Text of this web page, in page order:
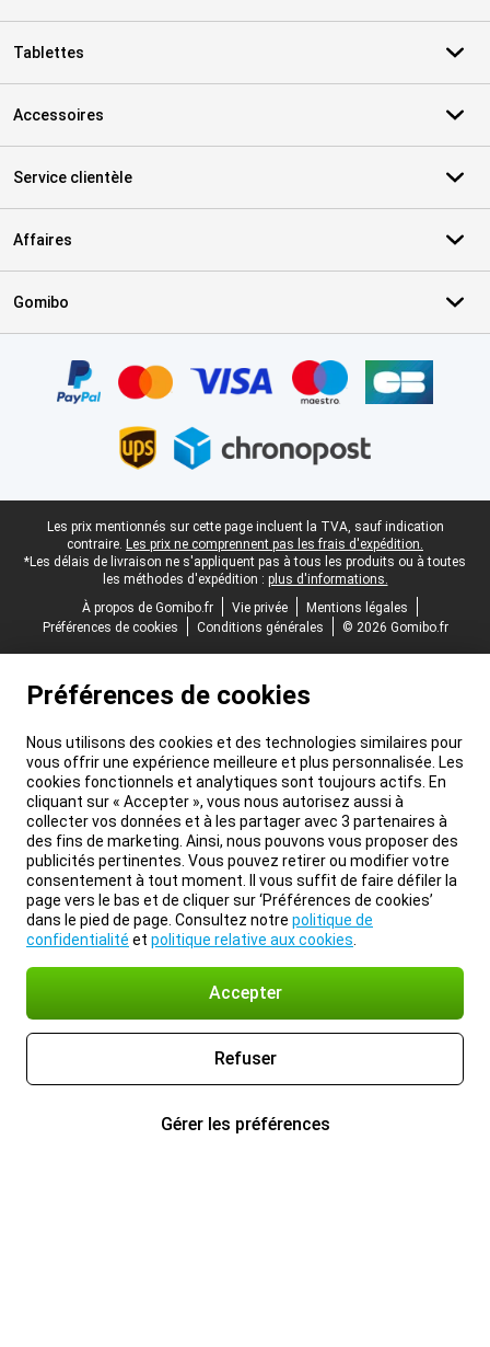
Tablettes
Accessoires
Service clientèle
Affaires
Gomibo
Pied-de-page légal
Les prix mentionnés sur cette page incluent la TVA, sauf indication
contraire. Les prix ne comprennent pas les frais d'expédition.
*Les délais de livraison ne s'appliquent pas à tous les produits ou à toutes
les méthodes d'expédition : plus d'informations.
À propos de Gomibo.fr
Vie privée
Mentions légales
Préférences de cookies
Conditions générales © 2026 Gomibo.fr
Préférences de cookies
Nous utilisons des cookies et des technologies similaires pour
vous offrir une expérience meilleure et plus personnalisée. Les
cookies fonctionnels et analytiques sont toujours actifs. En
cliquant sur « Accepter », vous nous autorisez aussi à
collecter vos données et à les partager avec 3 partenaires à
des fins de marketing. Ainsi, nous pouvons vous proposer des
publicités pertinentes. Vous pouvez retirer ou modifier votre
consentement à tout moment. Il vous suffit de faire défiler la
page vers le bas et de cliquer sur ‘Préférences de cookies’
dans le pied de page. Consultez notre politique de
confidentialité et politique relative aux cookies
Accepter
Refuser
Gérer les préférences